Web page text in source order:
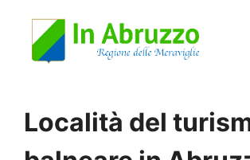
Località del